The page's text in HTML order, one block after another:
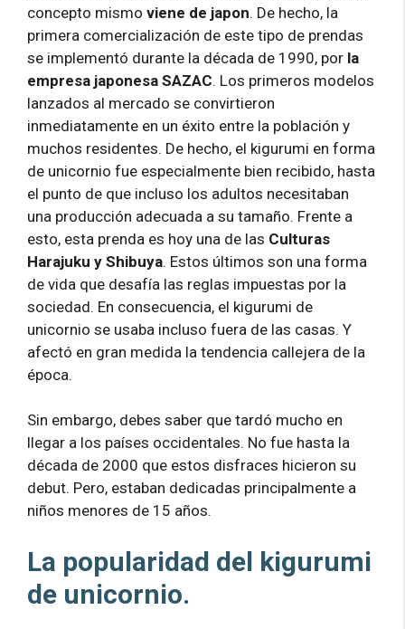
concepto mismo viene de japon. De hecho, la
primera comercialización de este tipo de prendas
se implementó durante la década de 1990, por la
empresa japonesa SAZAC. Los primeros modelos
lanzados al mercado se convirtieron
inmediatamente en un éxito entre la población y
muchos residentes. De hecho, el kigurumi en forma
de unicornio fue especialmente bien recibido, hasta
el punto de que incluso los adultos necesitaban
una producción adecuada a su tamaño. Frente a
esto, esta prenda es hoy una de las Culturas
Harajuku y Shibuya. Estos últimos son una forma
de vida que desafía las reglas impuestas por la
sociedad. En consecuencia, el kigurumi de
unicornio se usaba incluso fuera de las casas. Y
afectó en gran medida la tendencia callejera de la
época.
Sin embargo, debes saber que tardó mucho en
llegar a los países occidentales. No fue hasta la
década de 2000 que estos disfraces hicieron su
debut. Pero, estaban dedicadas principalmente a
niños menores de 15 años.
La popularidad del kigurumi
de unicornio.